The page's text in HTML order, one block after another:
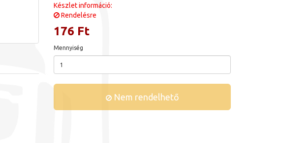
Készlet információ:
Rendelésre
176 Ft
Mennyiség
Nem rendelhető